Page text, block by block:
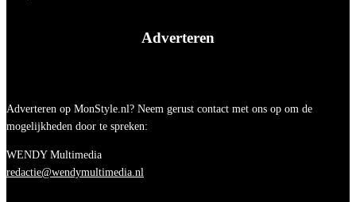
Adverteren
Adverteren op MonStyle.nl? Neem gerust contact met ons op om de
mogelijkheden door te spreken:
WENDY Multimedia
redactie@wendymultimedia.nl